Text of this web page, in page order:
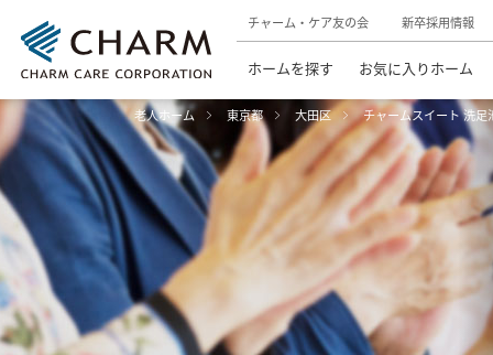
チャーム・ケア友の会 新卒採用情報
ホームを探す お気に入りホーム
老人ホーム 東京都 大田区 チャームスイート 洗足